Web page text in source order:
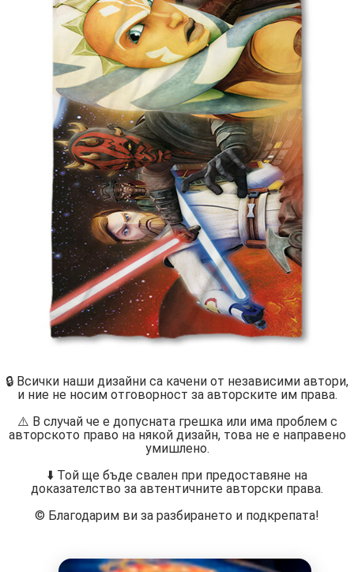
🔒 Всички наши дизайни са качени от независими автори,
и ние не носим отговорност за авторските им права.
⚠️ В случай че е допусната грешка или има проблем с
авторското право на някой дизайн, това не е направено
умишлено.
⬇️ Той ще бъде свален при предоставяне на
доказателство за автентичните авторски права.
©️ Благодарим ви за разбирането и подкрепата!